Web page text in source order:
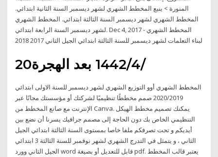
المنورة > ينبع المخطط الشهري لشهر ديسمبر السنة الثانية ابتدائي.
المخطط الشهري لشهر ديسمبر السنة الثالثة ابتدائي. المخطط الشهري
لشهر ديسمبر السنة الرابعة ابتدائي. Dec 4, 2017 - المخطط الشهري
لبناء التعلمات لشهر ديسمبر للسنة الثالثة ابتدائي الجيل الثاني 2017 2018
20‏‏/4‏‏/1442 بعد الهجرة
المخطط الشهري أوو التوزيع الشهري لشهر ديسمبر للسنة الاولى ابتدائي
2020/2019 صمم مخططًا تنظيميًا لشركتك أو مؤسستك مجانًا عبر
الإنترنت مع صانع المخطط من Canva. يمكنك تصميم مخطط الهيكل
التنظيمي الخاص بك دون الحاجة إلى مصمم جرافيك يسرنا أن نضع بين
أيديكم و تحت تصرفكم ملفا خاصا بمستوى السنة الثالثة ابتدائي الجيل
الثاني ، و يتمثل في التدرج الشهري لشهر نوفمبر للسنة الثالثة 3 ابتدائي
الجيل الثاني وورد word قابل للتعديل أو بصيغة pdf. يعتبر قالب المخطط